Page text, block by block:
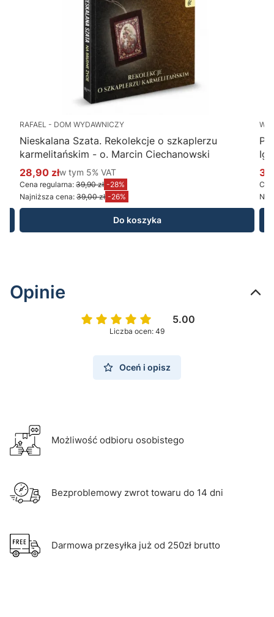
RAFAEL - DOM WYDAWNICZY
Nieskalana Szata. Rekolekcje o szkaplerzu
karmelitańskim - o. Marcin Ciechanowski
Cena promocyjna brutto
28,90 złw tym %s VAT
w tym 5% VAT
Cena regularna: 39,90 zł -28%
Najniższa cena: 39,00 zł -26%
Do koszyka
Opinie
5.00
Liczba ocen: 49
Oceń i opisz
Możliwość odbioru osobistego
Bezproblemowy zwrot towaru do 14 dni
Darmowa przesyłka już od 250zł brutto